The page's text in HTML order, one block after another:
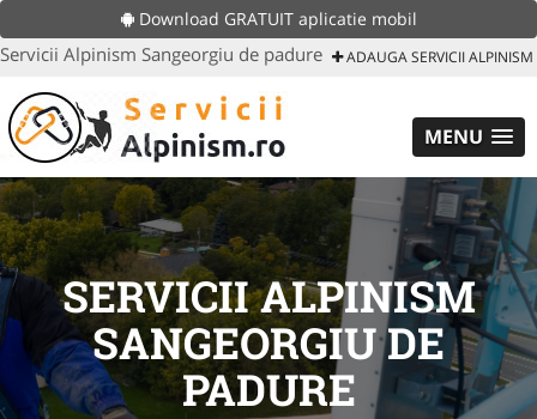
Download GRATUIT aplicatie mobil
Servicii Alpinism Sangeorgiu de padure ADAUGA SERVICII ALPINISM
MENU
SERVICII ALPINISM
SANGEORGIU DE
PADURE